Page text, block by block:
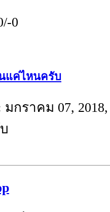
0
แค่ไหนครับ
มกราคม 07, 2018,